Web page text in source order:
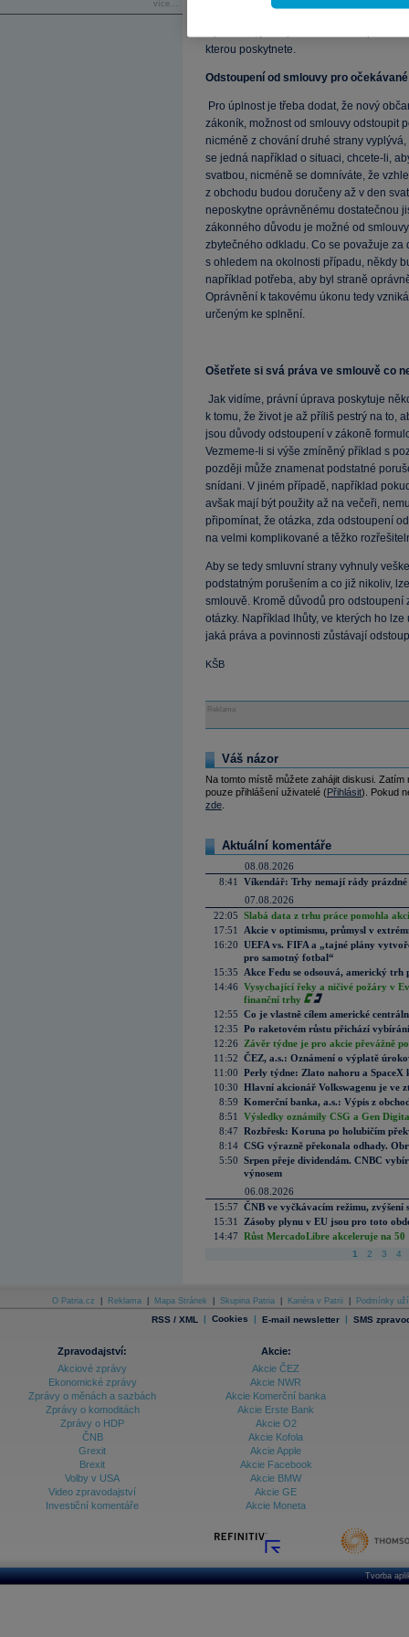
více...
kterou poskytnete.
Odstoupení od smlouvy pro
Pro úplnost je třeba dodat, že nový
zákoník, možnost od smlouvy odstoupit
nicméně z chování druhé strany
se jedná například o situaci, chcete-li,
svatbou, nicméně se domníváte, že
z obchodu budou doručeny až v den
neposkytne oprávněnému dostatečnou
zákonného důvodu je možné od
zbytečného odkladu. Co se považuje
s ohledem na okolnosti případu, někdy
například potřeba, aby byl straně
Oprávnění k takovému úkonu tedy
určeným ke splnění.
Ošetřete si svá práva ve smlouvě co
Jak vidíme, právní úprava poskytuje
k tomu, že život je až příliš pestrý na to,
jsou důvody odstoupení v zákoně
Vezmeme-li si výše zmíněný příklad s
později může znamenat podstatné
snídani. V jiném případě, například
avšak mají být použity až na večeři,
připomínat, že otázka, zda odstoupení
na velmi komplikované a těžko
Aby se tedy smluvní strany vyhnuly
podstatným porušením a co již nikoliv,
smlouvě. Kromě důvodů pro
otázky. Například lhůty, ve kterých ho
jaká práva a povinnosti zůstávají
KŠB
Reklama
Váš názor
Na tomto místě můžete zahájit diskusi.
pouze přihlášení uživatelé (Přihlásit). Pokud
zde
Aktuální komentáře
08.08.2026
8:41
Víkendář: Trhy nemají rády prázdné
07.08.2026
22:05 Slabá data z trhu práce pomohla
17:51
Akcie v optimismu, průmysl v
16:20 UEFA vs. FIFA a „tajné plány
pro samotný fotbal“
15:35
Akce Fedu se odsouvá, americký
14:46 Vysychající řeky a ničivé požáry v
finanční trhy
12:55 Co je vlastně cílem americké
12:35 Po raketovém růstu přichází
12:26
Závěr týdne je pro akcie převážně
11:52 ČEZ, a.s.: Oznámení o výplatě
11:00 Perly týdne: Zlato nahoru a SpaceX
10:30 Hlavní akcionář Volkswagenu je ve
8:59 Komerční banka, a.s.: Výpis z
8:51
Výsledky oznámily CSG a Gen
8:47 Rozbřesk: Koruna po holubičím
8:14 CSG výrazně překonala odhady.
5:50 Srpen přeje dividendám. CNBC
výnosem
06.08.2026
15:57 ČNB ve vyčkávacím režimu, zvýšení
15:31
Zásoby plynu v EU jsou pro toto
14:47 Růst MercadoLibre akceleruje na
1 2 3 4
O Patria.cz Reklama Mapa Stránek Skupina Patria Kariéra v Patrii Podmínky
RSS / XML | Cookies | E-mail newsletter | SMS
Zpravodajství:
Akciové zprávy
Ekonomické zprávy
Zprávy o měnách a sazbách
Zprávy o komoditách
Zprávy o HDP
ČNB
Grexit
Brexit
Volby v USA
Video zpravodajství
Investiční komentáře
Akcie:
Akcie ČEZ
Akcie NWR
Akcie Komerční banka
Akcie Erste Bank
Akcie O2
Akcie Kofola
Akcie Apple
Akcie Facebook
Akcie BMW
Akcie GE
Akcie Moneta
Tvorba